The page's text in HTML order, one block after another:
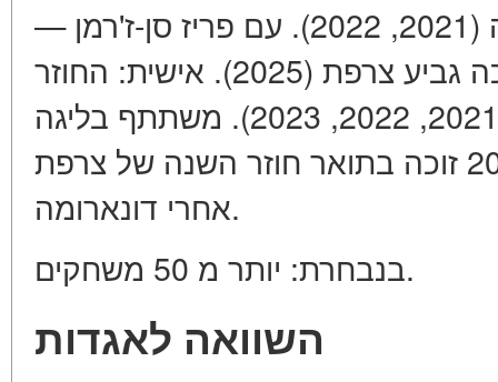
עם קרסנודאר — אלוף רוסיה (2021, 2022). עם פריז סן-ז'רמן —
אלוף צרפת (2024, 2025), זוכה גביע צרפת (2025). אישית: החוזר
הטוב ביותר ברוסיה (2021, 2022, 2023). משתתף בליגה
האירופית (פעמיים). ב 2025 זוכה בתואר חוזר השנה של צרפת
אחרי דונארומה.
בנבחרת: יותר מ 50 משחקים.
השוואה לאגדות